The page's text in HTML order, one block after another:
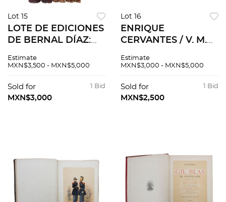
Lot 15
LOTE DE EDICIONES
DE BERNAL DÍAZ:
VERDADERA DE LA
MÉXICO, 1904. Pzs 6
Estimate
MXN$3,500 - MXN$5,000
1 Bid
Sold for
MXN$3,000
Lot 16
ENRIQUE
CERVANTES / V. M.
de Oaxaca (1932) /
Poblanos (1933) /
Hierros coloniales.
Estimate
MXN$3,000 - MXN$5,000
1 Bid
Sold for
MXN$2,500